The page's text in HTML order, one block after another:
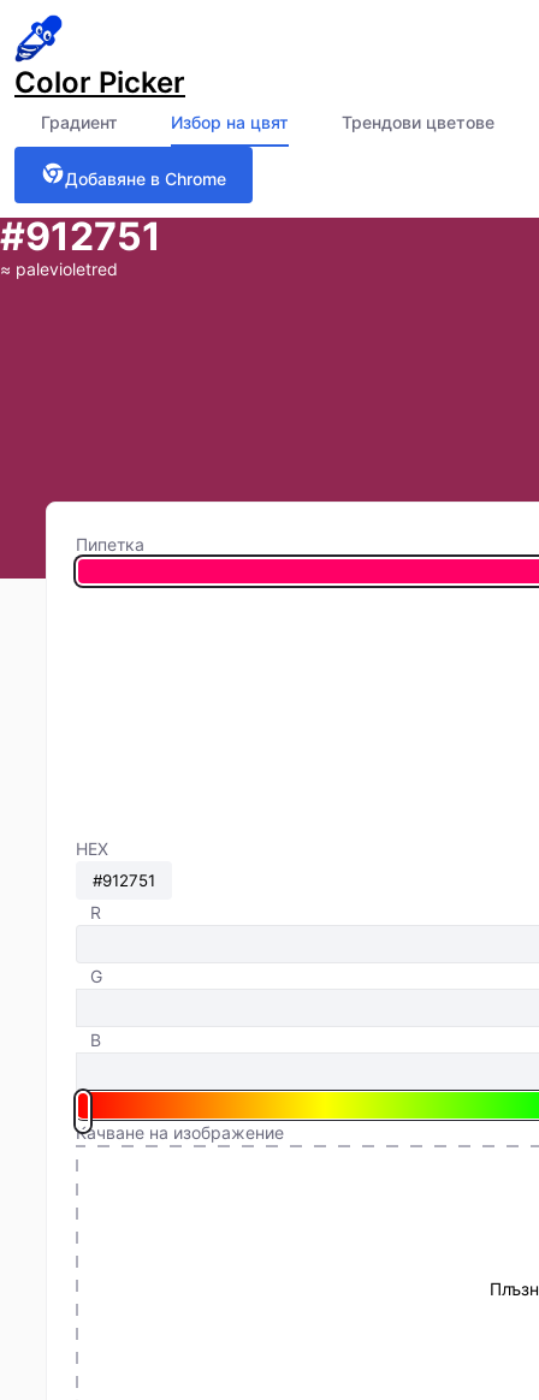
Color Picker
Градиент Избор на цвят Трендови цветове
Добавяне в Chrome
#912751
≈ palevioletred
Пипетка
HEX
R
G
B
Качване на изображение